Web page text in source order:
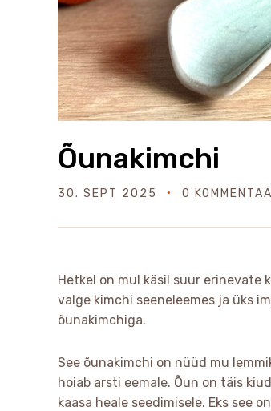
Õunakimchi
30. SEPT 2025 0
Hetkel on mul käsil suur erinevate
valge kimchi seeneleemes ja üks
õunakimchiga.
See õunakimchi on nüüd mu
hoiab arsti eemale. Õun on täis
kaasa heale seedimisele. Eks see